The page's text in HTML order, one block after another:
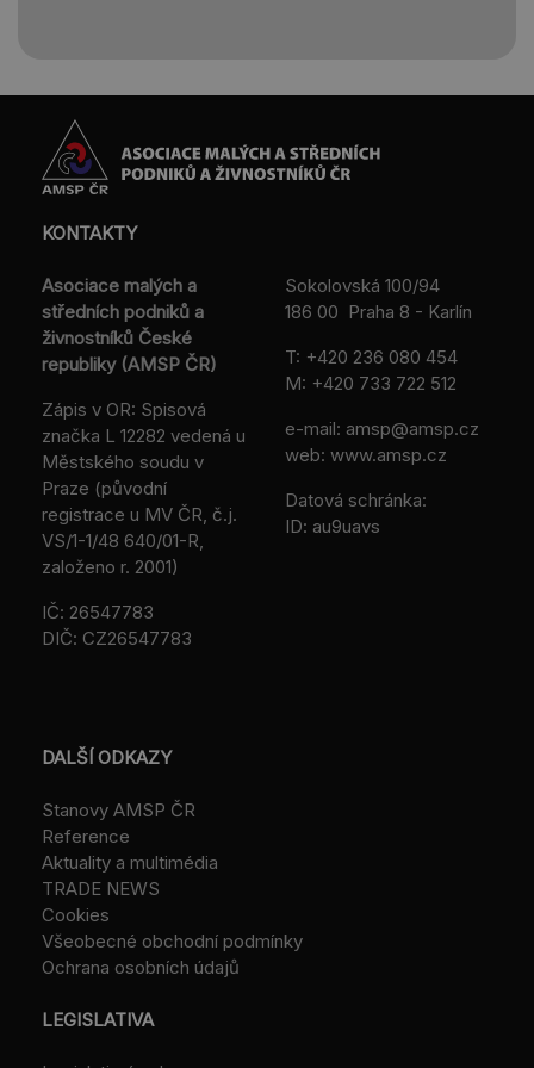
KONTAKTY
Asociace malých a
středních podniků a
živnostníků České
republiky (AMSP ČR)
Zápis v OR: Spisová
značka L 12282 vedená u
Městského soudu v
Praze (původní
registrace u MV ČR, č.j.
VS/1-1/48 640/01-R,
založeno r. 2001)
IČ: 26547783
DIČ: CZ26547783
Sokolovská 100/94
186 00 Praha 8 - Karlín
T: +420 236 080 454
M: +420 733 722 512
e-mail: amsp@amsp.cz
web: www.amsp.cz
Datová schránka:
ID: au9uavs
DALŠÍ ODKAZY
Stanovy AMSP ČR
Reference
Aktuality a multimédia
TRADE NEWS
Cookies
Všeobecné obchodní podmínky
Ochrana osobních údajů
LEGISLATIVA